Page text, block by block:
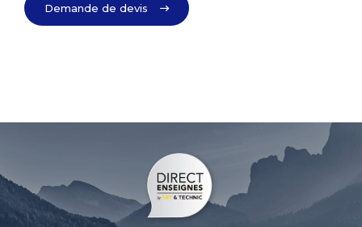
Demande de devis